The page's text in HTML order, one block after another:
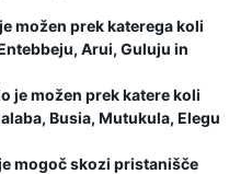
možen prek katerega koli
Arui, Guluju in
je možen prek katere koli
Busia, Mutukula, Elegu
mogoč skozi pristanišče